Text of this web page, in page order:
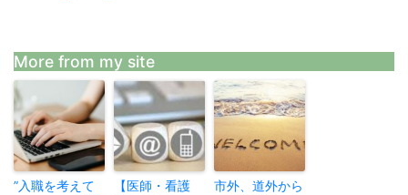
More from my site
”入職を考えて
【医師・看護
市外、道外から